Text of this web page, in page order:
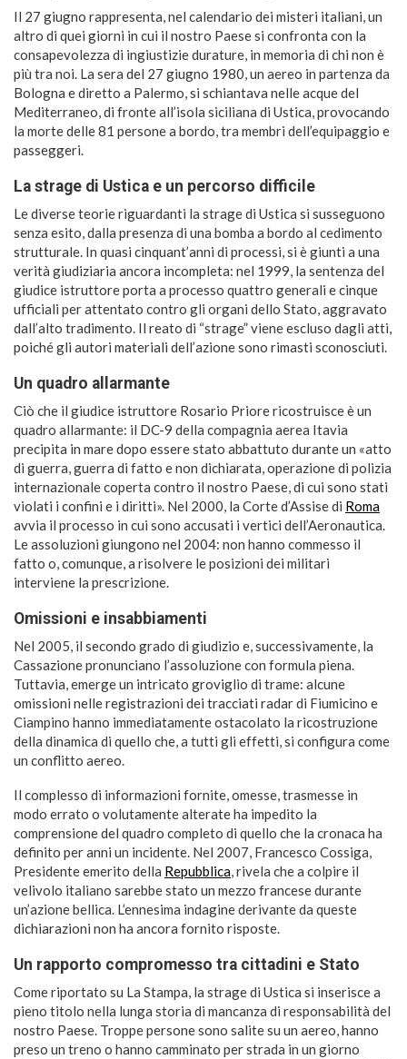
Il 27 giugno rappresenta, nel calendario dei misteri italiani, un
altro di quei giorni in cui il nostro Paese si confronta con la
consapevolezza di ingiustizie durature, in memoria di chi non è
più tra noi. La sera del 27 giugno 1980, un aereo in partenza da
Bologna e diretto a Palermo, si schiantava nelle acque del
Mediterraneo, di fronte all’isola siciliana di Ustica, provocando
la morte delle 81 persone a bordo, tra membri dell’equipaggio e
passeggeri.
La strage di Ustica e un percorso difficile
Le diverse teorie riguardanti la strage di Ustica si susseguono
senza esito, dalla presenza di una bomba a bordo al cedimento
strutturale. In quasi cinquant’anni di processi, si è giunti a una
verità giudiziaria ancora incompleta: nel 1999, la sentenza del
giudice istruttore porta a processo quattro generali e cinque
ufficiali per attentato contro gli organi dello Stato, aggravato
dall’alto tradimento. Il reato di “strage” viene escluso dagli atti,
poiché gli autori materiali dell’azione sono rimasti sconosciuti.
Un quadro allarmante
Ciò che il giudice istruttore Rosario Priore ricostruisce è un
quadro allarmante: il DC-9 della compagnia aerea Itavia
precipita in mare dopo essere stato abbattuto durante un «atto
di guerra, guerra di fatto e non dichiarata, operazione di polizia
internazionale coperta contro il nostro Paese, di cui sono stati
violati i confini e i diritti». Nel 2000, la Corte d’Assise di Roma
avvia il processo in cui sono accusati i vertici dell’Aeronautica.
Le assoluzioni giungono nel 2004: non hanno commesso il
fatto o, comunque, a risolvere le posizioni dei militari
interviene la prescrizione.
Omissioni e insabbiamenti
Nel 2005, il secondo grado di giudizio e, successivamente, la
Cassazione pronunciano l’assoluzione con formula piena.
Tuttavia, emerge un intricato groviglio di trame: alcune
omissioni nelle registrazioni dei tracciati radar di Fiumicino e
Ciampino hanno immediatamente ostacolato la ricostruzione
della dinamica di quello che, a tutti gli effetti, si configura come
un conflitto aereo.
Il complesso di informazioni fornite, omesse, trasmesse in
modo errato o volutamente alterate ha impedito la
comprensione del quadro completo di quello che la cronaca ha
definito per anni un incidente. Nel 2007, Francesco Cossiga,
Presidente emerito della Repubblica, rivela che a colpire il
velivolo italiano sarebbe stato un mezzo francese durante
un’azione bellica. L’ennesima indagine derivante da queste
dichiarazioni non ha ancora fornito risposte.
Un rapporto compromesso tra cittadini e Stato
Come riportato su La Stampa, la strage di Ustica si inserisce a
pieno titolo nella lunga storia di mancanza di responsabilità del
nostro Paese. Troppe persone sono salite su un aereo, hanno
preso un treno o hanno camminato per strada in un giorno